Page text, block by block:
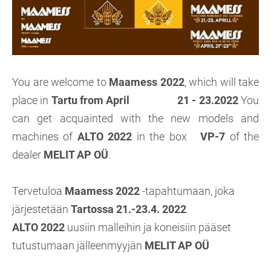
You are welcome to Maamess 2022, which will take
place in Tartu from April 21 - 23.2022You
can get acquainted with the new models and
machines of ALTO 2022 in the boxVP-7 of the
dealer MELIT AP OÜ.
Tervetuloa Maamess 2022-tapahtumaan, joka
järjestetään Tartossa 21.-23.4. 2022
ALTO 2022 uusiin malleihin ja koneisiin pääset
tutustumaan jälleenmyyjän MELIT AP OÜ